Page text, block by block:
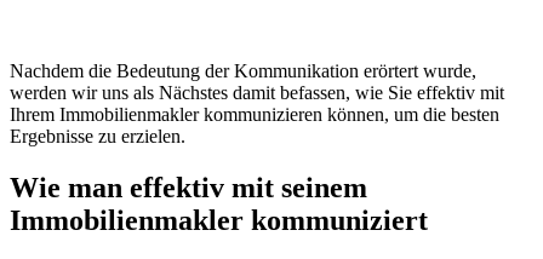
Nachdem die Bedeutung der Kommunikation erörtert wurde,
werden wir uns als Nächstes damit befassen, wie Sie effektiv mit
Ihrem Immobilienmakler kommunizieren können, um die besten
Ergebnisse zu erzielen.
Wie man effektiv mit seinem
Immobilienmakler kommuniziert